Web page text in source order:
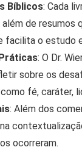
Bíblicos: Cada
de resumos
facilita o estudo
: O Dr.
sobre os
fé, caráter,
: Além dos
ocorreram.